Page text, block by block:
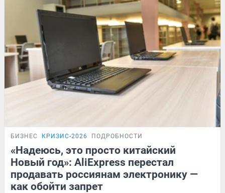
БИЗНЕС КРИЗИС-2026 ПОДРОБНОСТИ
«Надеюсь, это просто китайский
Новый год»: AliExpress перестал
продавать россиянам электронику —
как обойти запрет